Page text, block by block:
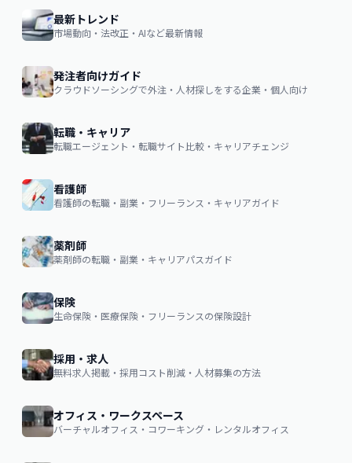
最新トレンド
市場動向・法改正・AIなど最新情報
発注者向けガイド
クラウドソーシングで外注・人材探しをする企業・個人向け
転職・キャリア
転職エージェント・転職サイト比較・キャリアチェンジ
看護師
看護師の転職・副業・フリーランス・キャリアガイド
薬剤師
薬剤師の転職・副業・キャリアパスガイド
保険
生命保険・医療保険・フリーランスの保険設計
採用・求人
無料求人掲載・採用コスト削減・人材募集の方法
オフィス・ワークスペース
バーチャルオフィス・コワーキング・レンタルオフィス